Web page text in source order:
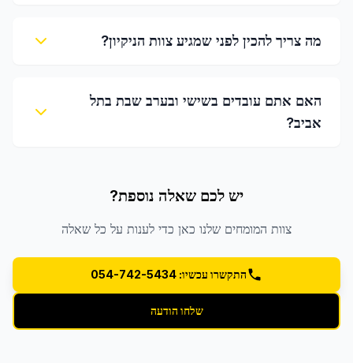
מה צריך להכין לפני שמגיע צוות הניקיון?
האם אתם עובדים בשישי ובערב שבת בתל
אביב?
יש לכם שאלה נוספת?
צוות המומחים שלנו כאן כדי לענות על כל שאלה
התקשרו עכשיו: 054-742-5434
שלחו הודעה